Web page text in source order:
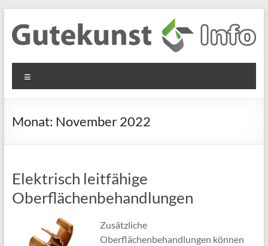
Inhalt
springen
Gutekunst
Formfedern
GmbH
Informationen
Flachmaterial
Monat: November 2022
Elektrisch leitfähige
Oberflächenbehandlungen
Zusätzliche
Oberflächenbehandlungen können